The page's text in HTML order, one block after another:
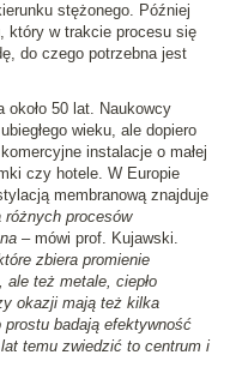
stężonego. Później
który w trakcie procesu się
do czego potrzebna jest
około 50 lat. Naukowcy
wieku, ale dopiero
instalacje o małej
czy hotele. W Europie
membranową znajduje
różnych procesów
– mówi prof. Kujawski.
zbiera promienie
ale też metale, ciepło
okazji mają też kilka
badają efektywność
temu zwiedzić to centrum i